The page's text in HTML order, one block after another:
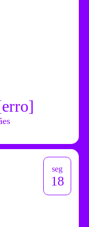
seg
18